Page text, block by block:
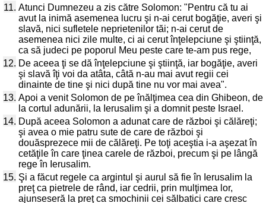
11. Atunci Dumnezeu a zis către Solomon: "Pentru că tu ai
avut la inimă asemenea lucru şi n-ai cerut bogăţie, averi şi
slavă, nici sufletele neprietenilor tăi; n-ai cerut de
asemenea nici zile multe, ci ai cerut înţelepciune şi ştiinţă,
ca să judeci pe poporul Meu peste care te-am pus rege,
12. De aceea ţi se dă înţelepciune şi ştiinţă, iar bogăţie, averi
şi slavă îţi voi da atâta, câtă n-au mai avut regii cei
dinainte de tine şi nici după tine nu vor mai avea".
13. Apoi a venit Solomon de pe înălţimea cea din Ghibeon, de
la cortul adunării, la Ierusalim şi a domnit peste Israel.
14. După aceea Solomon a adunat care de război şi călăreţi;
şi avea o mie patru sute de care de război şi
douăsprezece mii de călăreţi. Pe toţi aceştia i-a aşezat în
cetăţile în care ţinea carele de război, precum şi pe lângă
rege în Ierusalim.
15. Şi a făcut regele ca argintul şi aurul să fie în Ierusalim la
preţ ca pietrele de rând, iar cedrii, prin mulţimea lor,
ajunseseră la preţ ca smochinii cei sălbatici care cresc